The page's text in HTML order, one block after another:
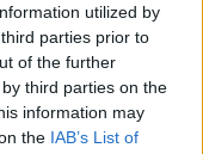
utilized by
parties prior to
of the further
third parties on the
information may
the IAB’s List of